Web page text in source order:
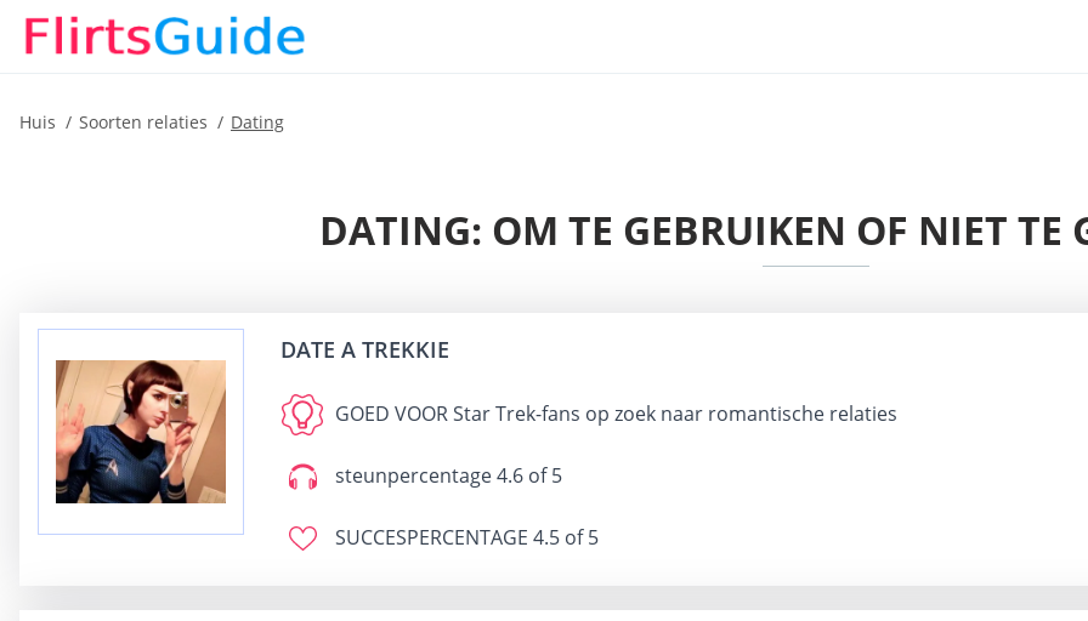
Huis Soorten relaties Dating
DATING: OM TE GEBRUIKEN OF NIET TE
DATE A TREKKIE
GOED VOORStar Trek-fans op zoek naar romantische relaties
steunpercentage4.6 of 5
SUCCESPERCENTAGE 4.5 of 5